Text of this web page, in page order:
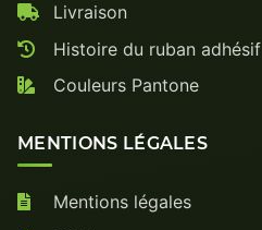
Livraison
Histoire du ruban adhésif
Couleurs Pantone
MENTIONS LÉGALES
Mentions légales